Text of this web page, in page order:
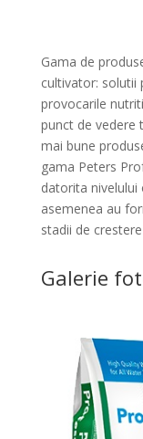
Gama de
cultivator: solutii
provocarile
punct de vedere
mai bune
gama Peters
datorita
asemenea au
stadii de
Galerie